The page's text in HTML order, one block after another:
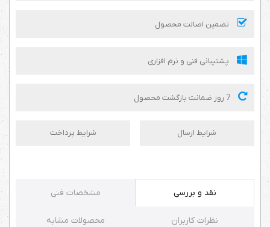
تضمین اصالت محصول
پشتیبانی فنی و نرم افزاری
شرایط ارسال شرایط پرداخت
نقد و بررسی مشخصات فنی
نظرات کاربران محصولات مشابه